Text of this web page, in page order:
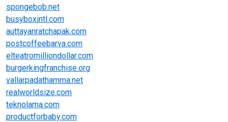
spongebob.net
busyboxintl.com
auttayanratchapak.com
postcoffeebarva.com
elteatromilliondollar.com
burgerkingfranchise.org
vallarpadathamma.net
realworldsize.com
teknolama.com
productforbaby.com